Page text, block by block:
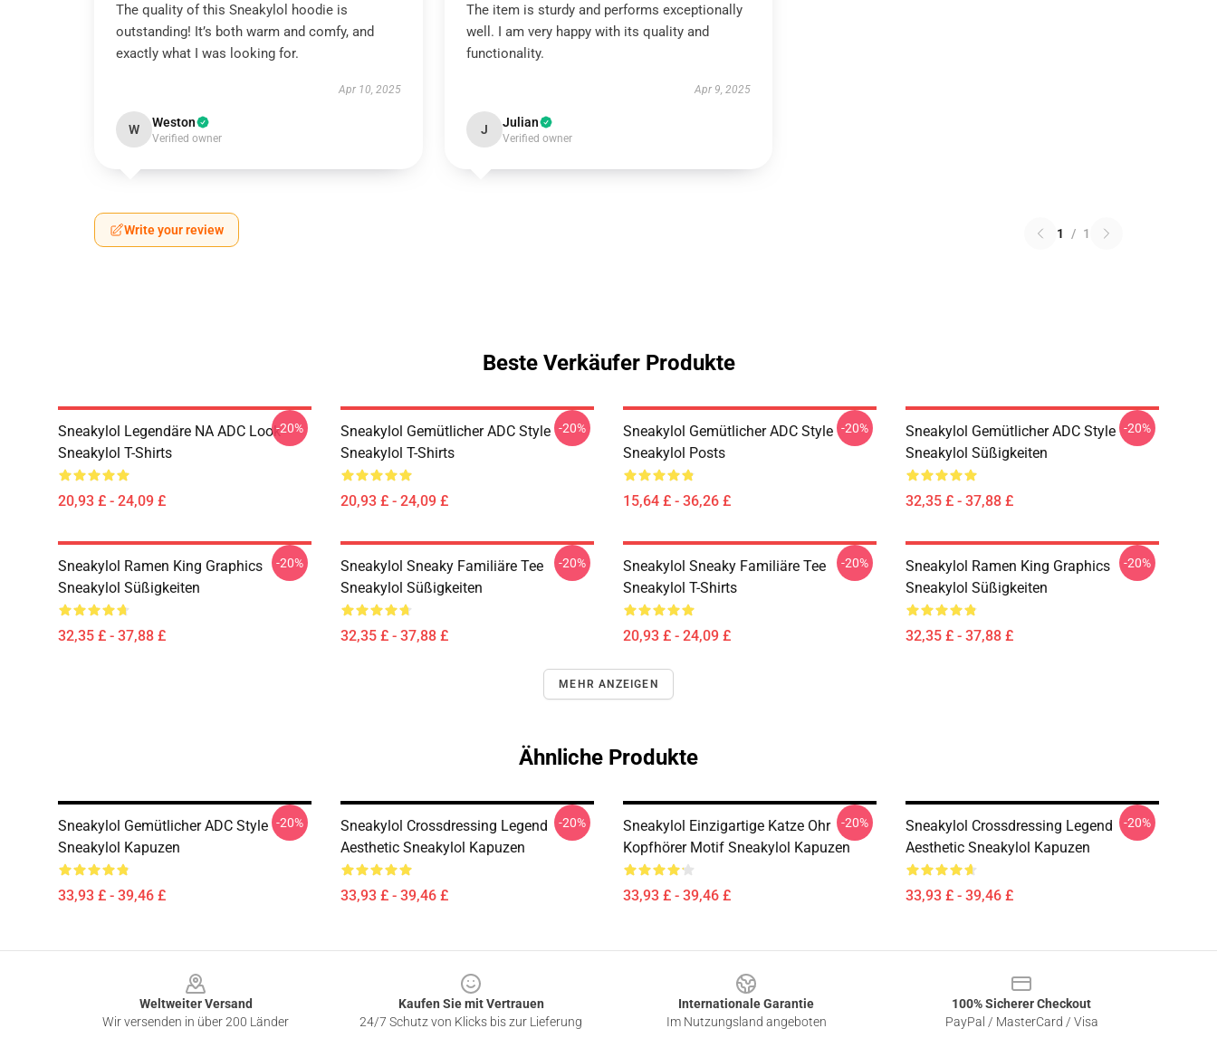
The quality of this Sneakylol hoodie is
outstanding! It’s both warm and comfy, and
exactly what I was looking for.
Apr 10, 2025
W Weston
Verified owner
The item is sturdy and performs exceptionally
well. I am very happy with its quality and
functionality.
Apr 9, 2025
J Julian
Verified owner
Write your review 1 / 1
Beste Verkäufer Produkte
Sneakylol Legendäre NA ADC Look
Sneakylol T-Shirts
20,93 £ - 24,09 £
-20%
Sneakylol Gemütlicher ADC Style
Sneakylol T-Shirts
20,93 £ - 24,09 £
-20%
Sneakylol Gemütlicher ADC Style
Sneakylol Posts
15,64 £ - 36,26 £
-20%
Sneakylol Gemütlicher ADC Style
Sneakylol Süßigkeiten
32,35 £ - 37,88 £
-20%
Sneakylol Ramen King Graphics
Sneakylol Süßigkeiten
32,35 £ - 37,88 £
-20%
Sneakylol Sneaky Familiäre Tee
Sneakylol Süßigkeiten
32,35 £ - 37,88 £
-20%
Sneakylol Sneaky Familiäre Tee
Sneakylol T-Shirts
20,93 £ - 24,09 £
-20%
Sneakylol Ramen King Graphics
Sneakylol Süßigkeiten
32,35 £ - 37,88 £
-20%
MEHR ANZEIGEN
Ähnliche Produkte
Sneakylol Gemütlicher ADC Style
Sneakylol Kapuzen
33,93 £ - 39,46 £
-20%
Sneakylol Crossdressing Legend
Aesthetic Sneakylol Kapuzen
33,93 £ - 39,46 £
-20%
Sneakylol Einzigartige Katze Ohr
Kopfhörer Motif Sneakylol Kapuzen
33,93 £ - 39,46 £
-20%
Sneakylol Crossdressing Legend
Aesthetic Sneakylol Kapuzen
33,93 £ - 39,46 £
-20%
Weltweiter Versand
Wir versenden in über 200 Länder
Kaufen Sie mit Vertrauen
24/7 Schutz von Klicks bis zur Lieferung
Internationale Garantie
Im Nutzungsland angeboten
100% Sicherer Checkout
PayPal / MasterCard / Visa